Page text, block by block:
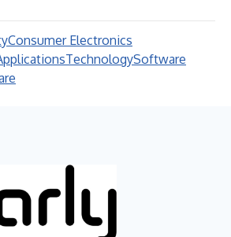
Consumer Electronics
TechnologySoftware